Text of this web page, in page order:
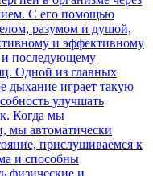
С его помощью
разумом и душой,
и эффективному
последующему
Одной из главных
дыхание играет такую
улучшать
Когда мы
мы автоматически
прислушиваемся к
и способны
физические и